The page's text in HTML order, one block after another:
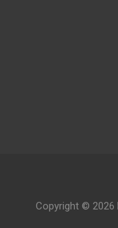
Copyright © 2026